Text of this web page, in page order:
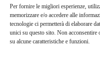
Per fornire le migliori esperienze,
memorizzare e/o accedere alle
tecnologie ci permetterà di elaborare
unici su questo sito. Non
su alcune caratteristiche e funzioni.
PORTATILE